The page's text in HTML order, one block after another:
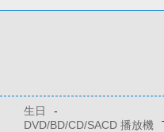
生日 -
DVD/BD/CD/SACD 播放機